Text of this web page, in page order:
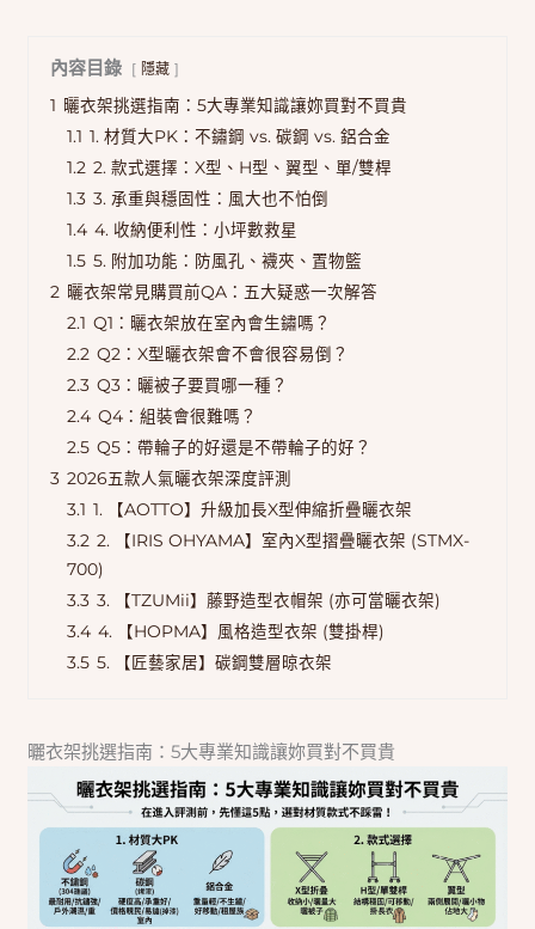
內容目錄 隱藏
1 曬衣架挑選指南：5大專業知識讓妳買對不買貴
1.1 1. 材質大PK：不鏽鋼 vs. 碳鋼 vs. 鋁合金
1.2 2. 款式選擇：X型、H型、翼型、單/雙桿
1.3 3. 承重與穩固性：風大也不怕倒
1.4 4. 收納便利性：小坪數救星
1.5 5. 附加功能：防風孔、襪夾、置物籃
2 曬衣架常見購買前QA：五大疑惑一次解答
2.1 Q1：曬衣架放在室內會生鏽嗎？
2.2 Q2：X型曬衣架會不會很容易倒？
2.3 Q3：曬被子要買哪一種？
2.4 Q4：組裝會很難嗎？
2.5 Q5：帶輪子的好還是不帶輪子的好？
3 2026五款人氣曬衣架深度評測
3.1 1. 【AOTTO】升級加長X型伸縮折疊曬衣架
3.2 2. 【IRIS OHYAMA】室內X型摺疊曬衣架 (STMX-
700)
3.3 3. 【TZUMii】藤野造型衣帽架 (亦可當曬衣架)
3.4 4. 【HOPMA】風格造型衣架 (雙掛桿)
3.5 5. 【匠藝家居】碳鋼雙層晾衣架
曬衣架挑選指南：5大專業知識讓妳買對不買貴